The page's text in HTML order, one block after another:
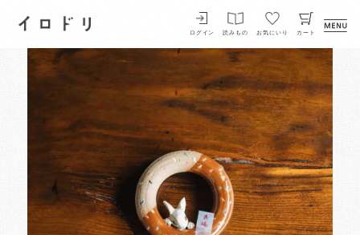
イロドリ
ログイン 読みもの お気にいり カート